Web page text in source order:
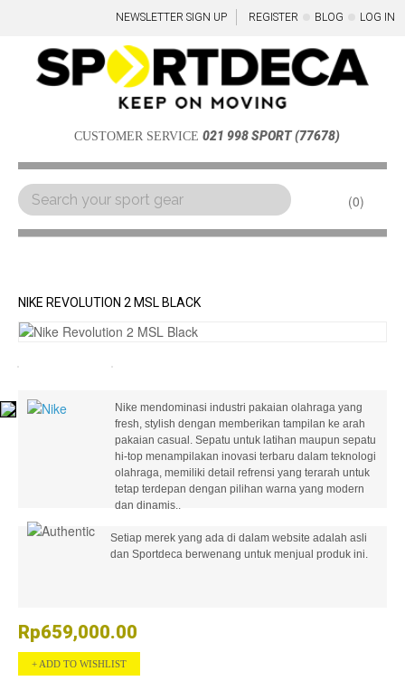
NEWSLETTER SIGN UP REGISTER BLOG LOG IN
CUSTOMER SERVICE 021 998 SPORT (77678)
0
Menu
NIKE REVOLUTION 2 MSL BLACK
Nike mendominasi industri pakaian olahraga yang
fresh, stylish dengan memberikan tampilan ke arah
pakaian casual. Sepatu untuk latihan maupun sepatu
hi-top menampilakan inovasi terbaru dalam teknologi
olahraga, memiliki detail refrensi yang terarah untuk
tetap terdepan dengan pilihan warna yang modern
dan dinamis..
Setiap merek yang ada di dalam website adalah asli
dan Sportdeca berwenang untuk menjual produk ini.
Rp659,000.00
ADD TO WISHLIST